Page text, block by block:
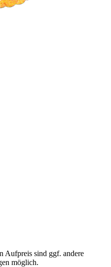
Aufpreis sind ggf. andere
möglich.